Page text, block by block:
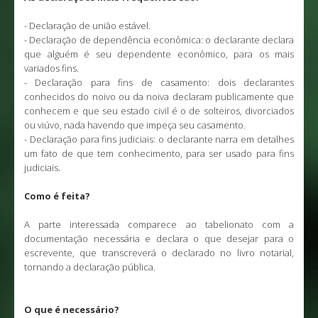
- Declaração de união estável.
- Declaração de dependência econômica: o declarante declara
que alguém é seu dependente econômico, para os mais
variados fins.
- Declaração para fins de casamento: dois declarantes
conhecidos do noivo ou da noiva declaram publicamente que
conhecem e que seu estado civil é o de solteiros, divorciados
ou viúvo, nada havendo que impeça seu casamento.
- Declaração para fins judiciais: o declarante narra em detalhes
um fato de que tem conhecimento, para ser usado para fins
judiciais.
Como é feita?
A parte interessada comparece ao tabelionato com a
documentação necessária e declara o que desejar para o
escrevente, que transcreverá o declarado no livro notarial,
tornando a declaração pública.
O que é necessário?